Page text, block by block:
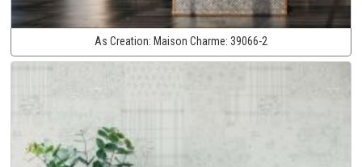
As Creation: Maison Charme: 39066-2